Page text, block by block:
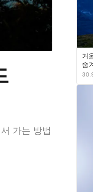
가는 방법
겨
숨